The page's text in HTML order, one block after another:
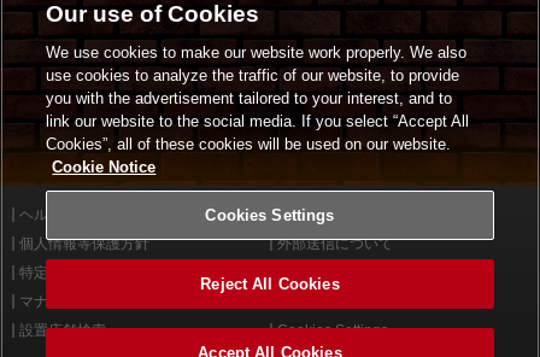
ヘルプ
利用規約
個人情報等保護方針
外部送信について
特定商取引法に基づく表示
マナー＆ルール
設置店舗検索
Cookies Settings
Our use of Cookies
We use cookies to make our website work properly. We also
use cookies to analyze the traffic of our website, to provide
you with the advertisement tailored to your interest, and to
link our website to the social media. If you select “Accept All
Cookies”, all of these cookies will be used on our website.
Cookie Notice
Cookies Settings
Reject All Cookies
Accept All Cookies